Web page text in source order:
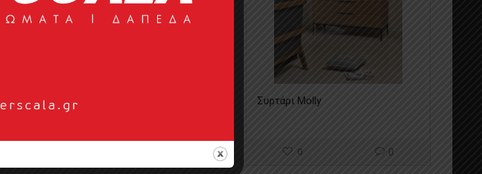
Κομοδίνο Toscana Συρτάρι Molly
0 0